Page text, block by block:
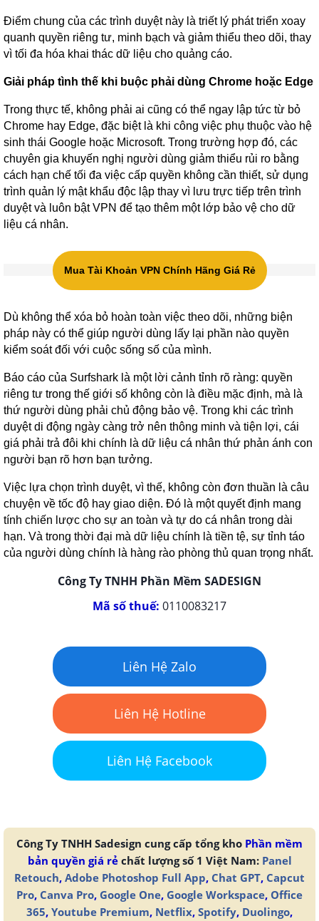
Điểm chung của các trình duyệt này là triết lý phát triển xoay
quanh quyền riêng tư, minh bạch và giảm thiểu theo dõi, thay
vì tối đa hóa khai thác dữ liệu cho quảng cáo.
Giải pháp tình thế khi buộc phải dùng Chrome hoặc Edge
Trong thực tế, không phải ai cũng có thể ngay lập tức từ bỏ
Chrome hay Edge, đặc biệt là khi công việc phụ thuộc vào hệ
sinh thái Google hoặc Microsoft. Trong trường hợp đó, các
chuyên gia khuyến nghị người dùng giảm thiểu rủi ro bằng
cách hạn chế tối đa việc cấp quyền không cần thiết, sử dụng
trình quản lý mật khẩu độc lập thay vì lưu trực tiếp trên trình
duyệt và luôn bật VPN để tạo thêm một lớp bảo vệ cho dữ
liệu cá nhân.
Mua Tài Khoản VPN Chính Hãng Giá Rẻ
Dù không thể xóa bỏ hoàn toàn việc theo dõi, những biện
pháp này có thể giúp người dùng lấy lại phần nào quyền
kiểm soát đối với cuộc sống số của mình.
Báo cáo của Surfshark là một lời cảnh tỉnh rõ ràng: quyền
riêng tư trong thế giới số không còn là điều mặc định, mà là
thứ người dùng phải chủ động bảo vệ. Trong khi các trình
duyệt di động ngày càng trở nên thông minh và tiện lợi, cái
giá phải trả đôi khi chính là dữ liệu cá nhân thứ phản ánh con
người bạn rõ hơn bạn tưởng.
Việc lựa chọn trình duyệt, vì thế, không còn đơn thuần là câu
chuyện về tốc độ hay giao diện. Đó là một quyết định mang
tính chiến lược cho sự an toàn và tự do cá nhân trong dài
hạn. Và trong thời đại mà dữ liệu chính là tiền tệ, sự tỉnh táo
của người dùng chính là hàng rào phòng thủ quan trọng nhất.
Công Ty TNHH Phần Mềm SADESIGN
Mã số thuế: 0110083217
Liên Hệ Zalo
Liên Hệ Hotline
Liên Hệ Facebook
Công Ty TNHH Sadesign cung cấp tổng kho Phần mềm
bản quyền giá rẻchất lượng số 1 Việt Nam: Panel
Retouch, Adobe Photoshop Full App, Chat GPT, Capcut
Pro, Canva Pro, Google One, Google Workspace, Office
365, Youtube Premium, Netflix, Spotify, Duolingo,